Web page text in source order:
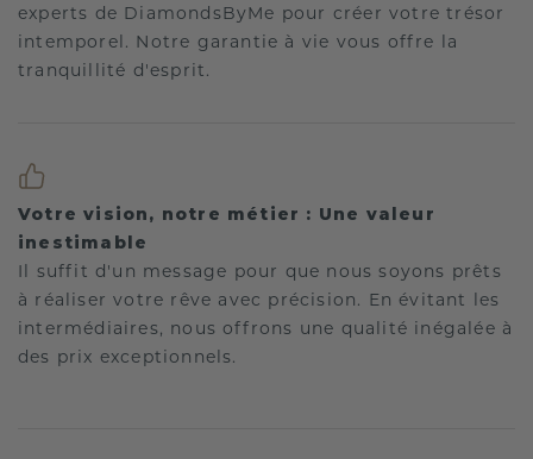
experts de DiamondsByMe pour créer votre trésor
intemporel. Notre garantie à vie vous offre la
tranquillité d'esprit.
Votre vision, notre métier : Une valeur
inestimable
Il suffit d'un message pour que nous soyons prêts
à réaliser votre rêve avec précision. En évitant les
intermédiaires, nous offrons une qualité inégalée à
des prix exceptionnels.